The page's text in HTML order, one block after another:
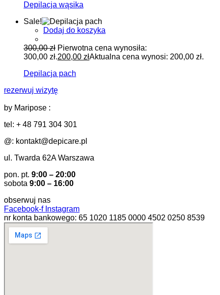
Depilacja wąsika
Sale!
Dodaj do koszyka
300,00zł Pierwotna cena wynosiła:
300,00 zł.200,00 złAktualna cena wynosi: 200,00 zł.
Depilacja pach
rezerwuj wizytę
by Maripose :
tel: + 48 791 304 301
@: kontakt@depicare.pl
ul. Twarda 62A Warszawa
pon. pt. 9:00 – 20:00
sobota 9:00 – 16:00
obserwuj nas
Facebook-f Instagram
nr konta bankowego: 65 1020 1185 0000 4502 0250 8539